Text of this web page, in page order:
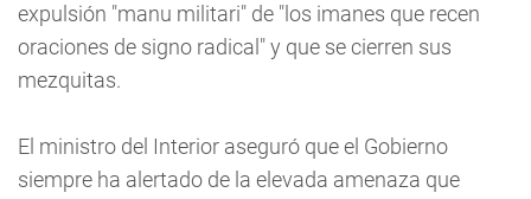
expulsión "manu militari" de "los imanes que recen
oraciones de signo radical" y que se cierren sus
mezquitas.
El ministro del Interior aseguró que el Gobierno
siempre ha alertado de la elevada amenaza que